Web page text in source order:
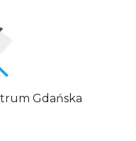
Gdańska